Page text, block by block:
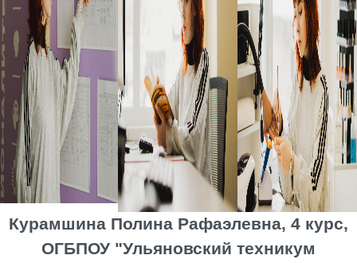
Курамшина Полина Рафаэлевна, 4 курс,
ОГБПОУ "Ульяновский техникум